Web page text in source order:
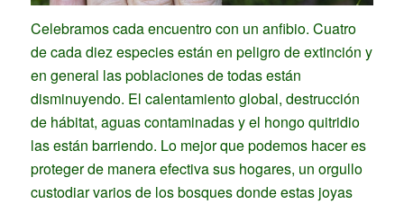
Celebramos cada encuentro con un anfibio. Cuatro
de cada diez especies están en peligro de extinción y
en general las poblaciones de todas están
disminuyendo. El calentamiento global, destrucción
de hábitat, aguas contaminadas y el hongo quitridio
las están barriendo. Lo mejor que podemos hacer es
proteger de manera efectiva sus hogares, un orgullo
custodiar varios de los bosques donde estas joyas